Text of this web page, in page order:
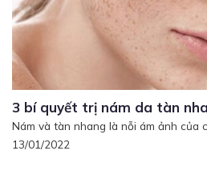
3 bí quyết trị nám da tàn
Nám và tàn nhang là nỗi ám ảnh của
13/01/2022